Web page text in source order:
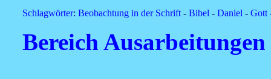
Schlagwörter: Beobachtung in der Schrift- Bibel- Daniel- Gott
Bereich Ausarbeitungen